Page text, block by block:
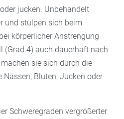
jucken. Unbehandelt
und stülpen sich beim
körperlicher Anstrengung
(Grad 4) auch dauerhaft nach
sie sich durch die
Bluten, Jucken oder
Schweregraden vergrößerter